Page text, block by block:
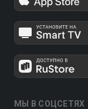
МЫ В СОЦСЕТЯХ